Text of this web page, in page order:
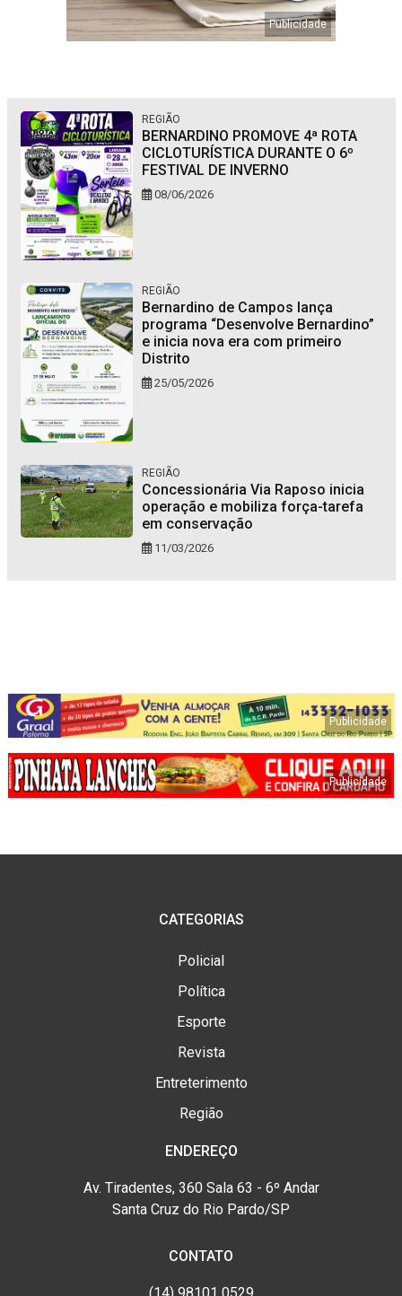
REGIÃO
BERNARDINO PROMOVE 4ª ROTA
CICLOTURÍSTICA DURANTE O 6º
FESTIVAL DE INVERNO
08/06/2026
REGIÃO
Bernardino de Campos lança
programa “Desenvolve Bernardino”
e inicia nova era com primeiro
Distrito
25/05/2026
REGIÃO
Concessionária Via Raposo inicia
operação e mobiliza força-tarefa
em conservação
11/03/2026
CATEGORIAS
Policial
Política
Esporte
Revista
Entreterimento
Região
ENDEREÇO
Av. Tiradentes, 360 Sala 63 - 6º Andar
Santa Cruz do Rio Pardo/SP
CONTATO
(14) 98101 0529